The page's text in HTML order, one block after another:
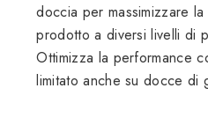
doccia per massimizzare
prodotto a diversi livelli di
Ottimizza la performance
limitato anche su docce di